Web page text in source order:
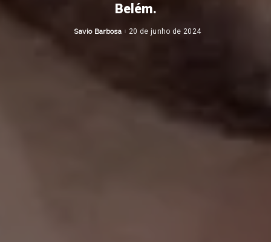
Belém.
Posted
Savio Barbosa 20 de junho de 2024